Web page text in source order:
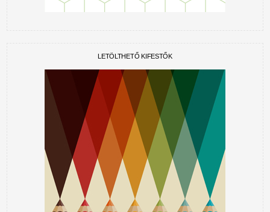
LETÖLTHETŐ KIFESTŐK